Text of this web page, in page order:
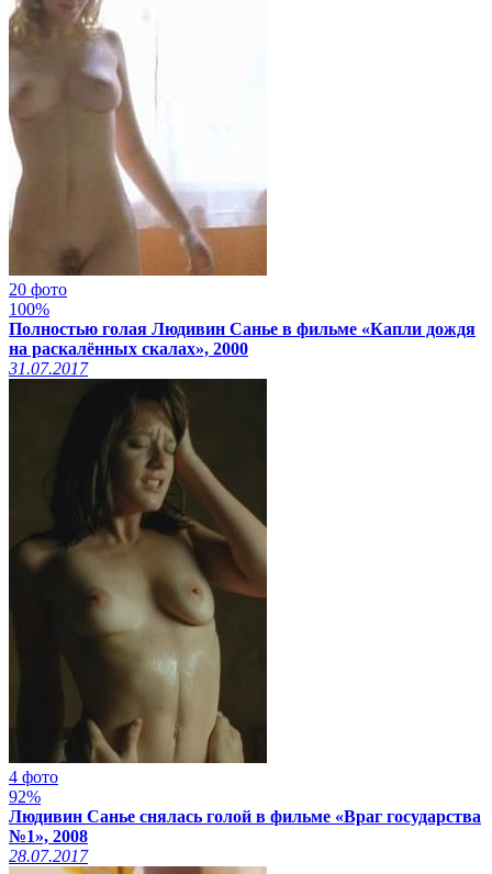
20 фото
100%
Полностью голая Людивин Санье в фильме «Капли дождя
на раскалённых скалах», 2000
31.07.2017
4 фото
92%
Людивин Санье снялась голой в фильме «Враг государства
№1», 2008
28.07.2017